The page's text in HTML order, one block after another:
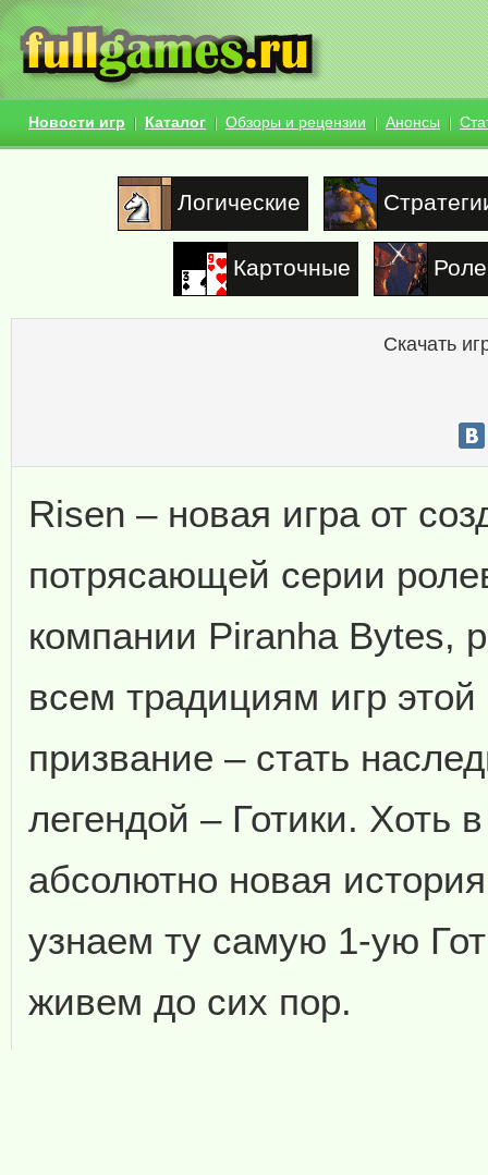
Новости игр Каталог Обзоры и рецензии Анонсы
Логические
Карточные
Скачать
Risen – новая игра от
потрясающей серии
компании Piranha Bytes,
всем традициям игр
призвание – стать
легендой – Готики. Хоть
абсолютно новая
узнаем ту самую 1-ую
живем до сих пор.